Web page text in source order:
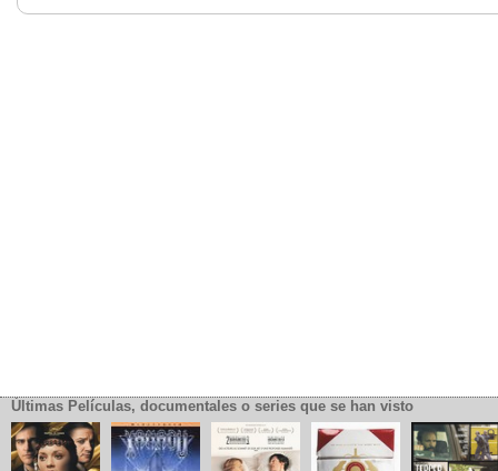
Últimas Películas, documentales o series que se han visto